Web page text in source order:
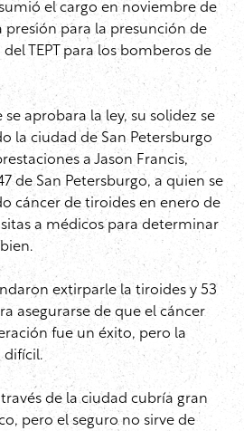
el cargo en noviembre de
presión para la presunción de
TEPT para los bomberos de
se aprobara la ley, su solidez se
la ciudad de San Petersburgo
a Jason Francis,
de San Petersburgo, a quien se
cáncer de tiroides en enero de
a médicos para determinar
extirparle la tiroides y 53
asegurarse de que el cáncer
fue un éxito, pero la
difícil.
de la ciudad cubría gran
pero el seguro no sirve de